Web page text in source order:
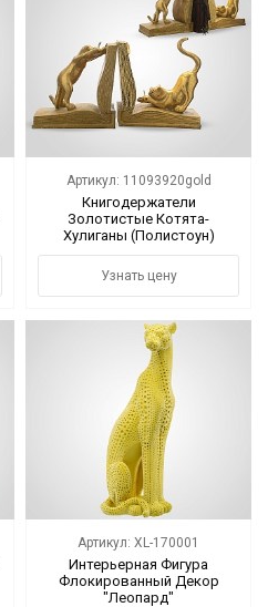
Артикул: 11093920gold
Книгодержатели
Золотистые Котята-
Хулиганы (Полистоун)
Узнать цену
Артикул: XL-170001
Интерьерная Фигура
Флокированный Декор
"Леопард"